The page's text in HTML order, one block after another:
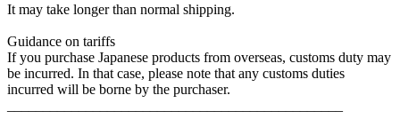
It may take longer than normal shipping.
Guidance on tariffs
If you purchase Japanese products from overseas, customs duty may
be incurred. In that case, please note that any customs duties
incurred will be borne by the purchaser.